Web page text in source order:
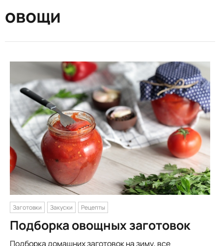
овощи
Заготовки Закуски Рецепты
Подборка овощных заготовок
Подборка домашних заготовок на зиму, все